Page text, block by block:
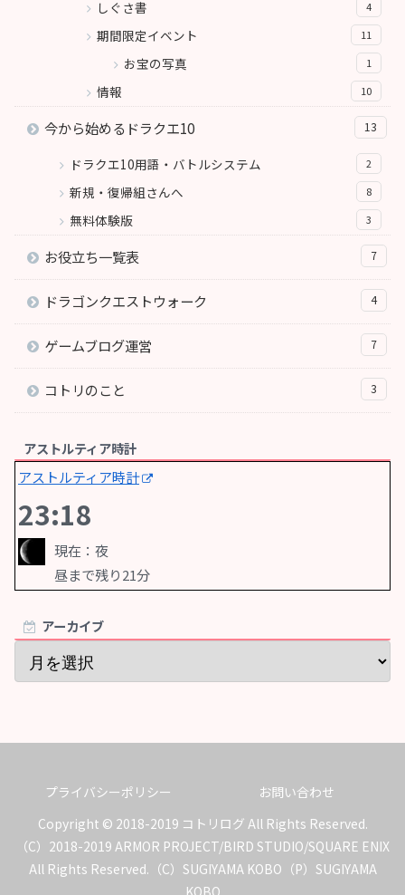
しぐさ書 4
期間限定イベント 11
お宝の写真 1
情報 10
今から始めるドラクエ10 13
ドラクエ10用語・バトルシステム 2
新規・復帰組さんへ 8
無料体験版 3
お役立ち一覧表 7
ドラゴンクエストウォーク 4
ゲームブログ運営 7
コトリのこと 3
アストルティア時計
アストルティア時計
23:18
現在： 夜
昼まで残り21分
アーカイブ
プライバシーポリシー
お問い合わせ
Copyright © 2018-2019 コトリログ All Rights Reserved.
（C）2018-2019 ARMOR PROJECT/BIRD STUDIO/SQUARE ENIX
All Rights Reserved.（C）SUGIYAMA KOBO（P）SUGIYAMA
KOBO